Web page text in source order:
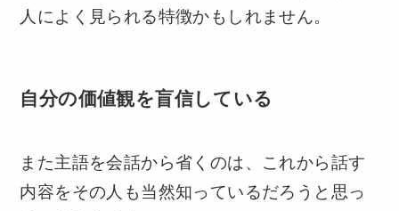
人によく見られる特徴かもしれません。
自分の価値観を盲信している
また主語を会話から省くのは、これから話す
内容をその人も当然知っているだろうと思っ